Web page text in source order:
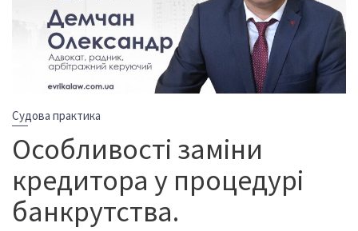
Судова практика
Особливості заміни
кредитора у процедурі
банкрутства.